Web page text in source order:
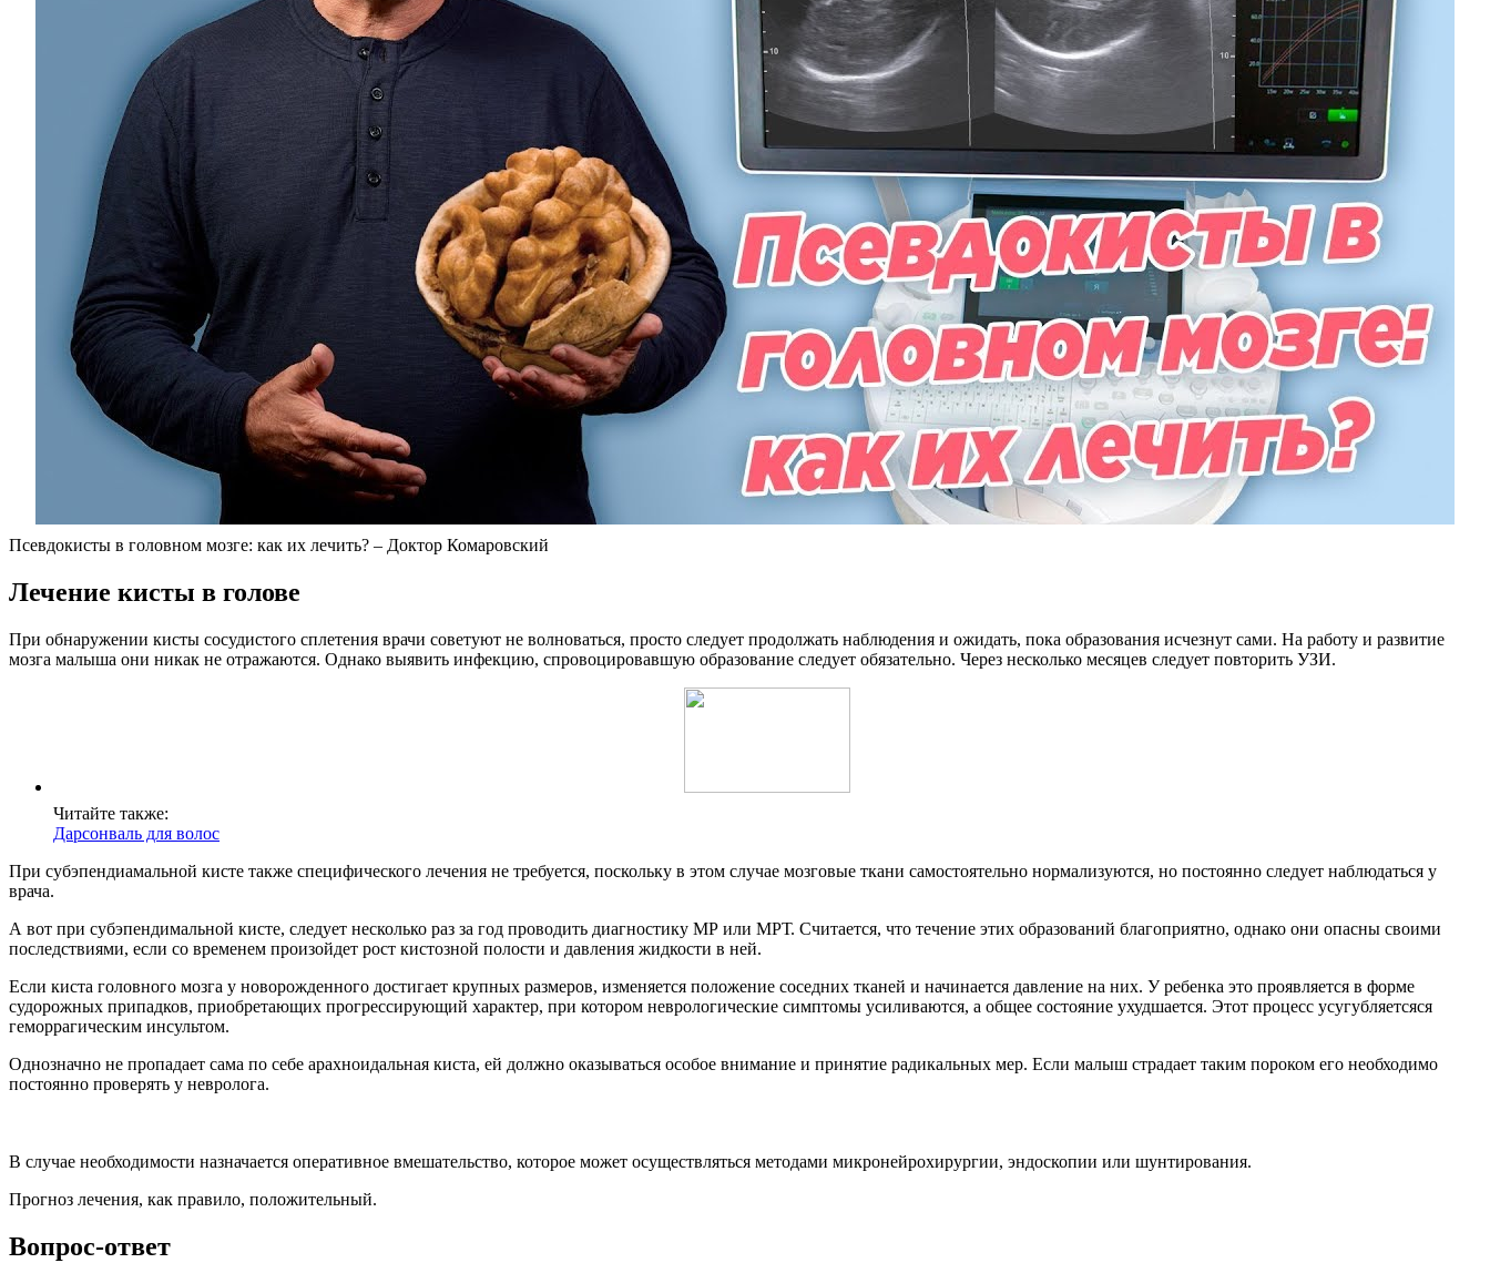
Псевдокисты в головном мозге: как их лечить? – Доктор Комаровский
Лечение кисты в голове
При обнаружении кисты сосудистого сплетения врачи советуют не волноваться, просто следует продолжать наблюдения и ожидать, пока образования исчезнут сами. На работу и развитие
мозга малыша они никак не отражаются. Однако выявить инфекцию, спровоцировавшую образование следует обязательно. Через несколько месяцев следует повторить УЗИ.
Читайте также:
Дарсонваль для волос
При субэпендиамальной кисте также специфического лечения не требуется, поскольку в этом случае мозговые ткани самостоятельно нормализуются, но постоянно следует наблюдаться у
врача.
А вот при субэпендимальной кисте, следует несколько раз за год проводить диагностику МР или МРТ. Считается, что течение этих образований благоприятно, однако они опасны своими
последствиями, если со временем произойдет рост кистозной полости и давления жидкости в ней.
Если киста головного мозга у новорожденного достигает крупных размеров, изменяется положение соседних тканей и начинается давление на них. У ребенка это проявляется в форме
судорожных припадков, приобретающих прогрессирующий характер, при котором неврологические симптомы усиливаются, а общее состояние ухудшается. Этот процесс усугубляетсяся
геморрагическим инсультом.
Однозначно не пропадает сама по себе арахноидальная киста, ей должно оказываться особое внимание и принятие радикальных мер. Если малыш страдает таким пороком его необходимо
постоянно проверять у невролога.
В случае необходимости назначается оперативное вмешательство, которое может осуществляться методами микронейрохирургии, эндоскопии или шунтирования.
Прогноз лечения, как правило, положительный.
Вопрос-ответ